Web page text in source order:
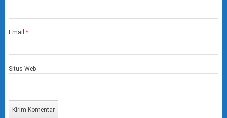
Email *
Situs Web